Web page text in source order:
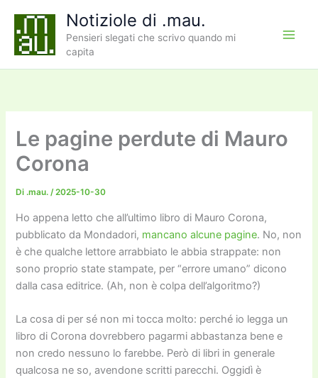
contenuto
Notiziole di .mau.
Pensieri slegati che scrivo quando mi
capita
Le pagine perdute di Mauro
Corona
Di .mau./2025-10-30
Ho appena letto che all’ultimo libro di Mauro Corona,
pubblicato da Mondadori, mancano alcune pagine. No, non
è che qualche lettore arrabbiato le abbia strappate: non
sono proprio state stampate, per “errore umano” dicono
dalla casa editrice. (Ah, non è colpa dell’algoritmo?)
La cosa di per sé non mi tocca molto: perché io legga un
libro di Corona dovrebbero pagarmi abbastanza bene e
non credo nessuno lo farebbe. Però di libri in generale
qualcosa ne so, avendone scritti parecchi. Oggidì è